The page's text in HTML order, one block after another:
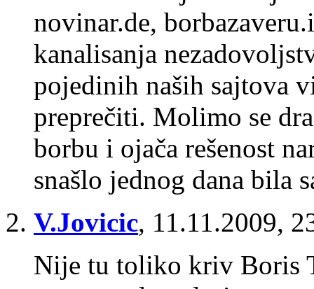
novinar.de,
kanalisanja
pojedinih naših sajtova
preprečiti. Molimo se
borbu i ojača rešenost
snašlo jednog dana bila
V.Jovicic, 11.11.2009,
Nije tu toliko kriv Boris